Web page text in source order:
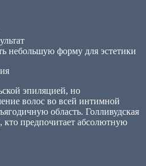
небольшую форму для эстетики
эпиляцией, но
волос во всей интимной
область. Голливудская
кто предпочитает абсолютную